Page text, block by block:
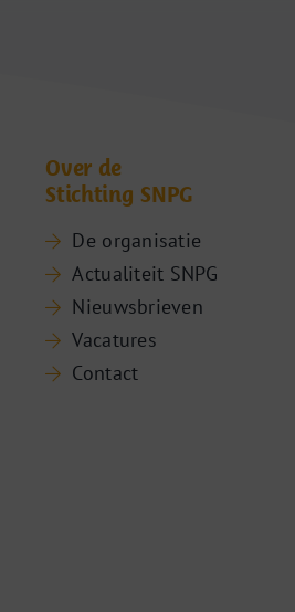
Over de
Stichting SNPG
De organisatie
Actualiteit SNPG
Nieuwsbrieven
Vacatures
Contact